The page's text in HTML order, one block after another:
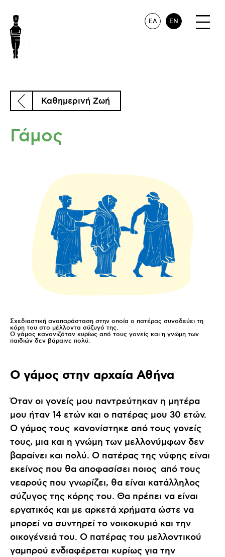
ΕΛ EN
Καθημερινή Ζωή
Γάμος
Σχεδιαστική αναπαράσταση στην οποία ο πατέρας συνοδεύει τη
κόρη του στο μέλλοντα σύζυγό της.
Ο γάμος κανονιζόταν κυρίως από τους γονείς και η γνώμη των
παιδιών δεν βάραινε πολύ.
Ο γάμος στην αρχαία Αθήνα
Όταν οι γονείς μου παντρεύτηκαν η μητέρα
μου ήταν 14 ετών και ο πατέρας μου 30 ετών.
Ο γάμος τους κανονίστηκε από τους γονείς
τους, μια και η γνώμη των μελλονύμφων δεν
βαραίνει και πολύ. Ο πατέρας της νύφης είναι
εκείνος που θα αποφασίσει ποιος από τους
νεαρούς που γνωρίζει, θα είναι κατάλληλος
σύζυγος της κόρης του. Θα πρέπει να είναι
εργατικός και με αρκετά χρήματα ώστε να
μπορεί να συντηρεί το νοικοκυριό και την
οικογένειά του. Ο πατέρας του μελλοντικού
γαμπρού ενδιαφέρεται κυρίως για την